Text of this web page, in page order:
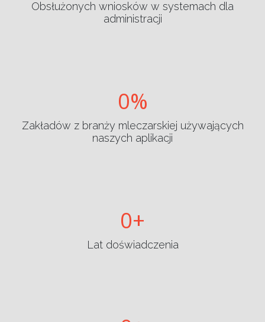
Obsłużonych wniosków w systemach dla
administracji
0
Zakładów z branży mleczarskiej używających
naszych aplikacji
0
Lat doświadczenia